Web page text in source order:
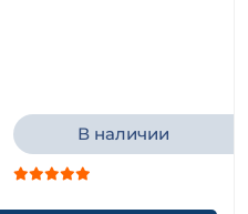
В наличии